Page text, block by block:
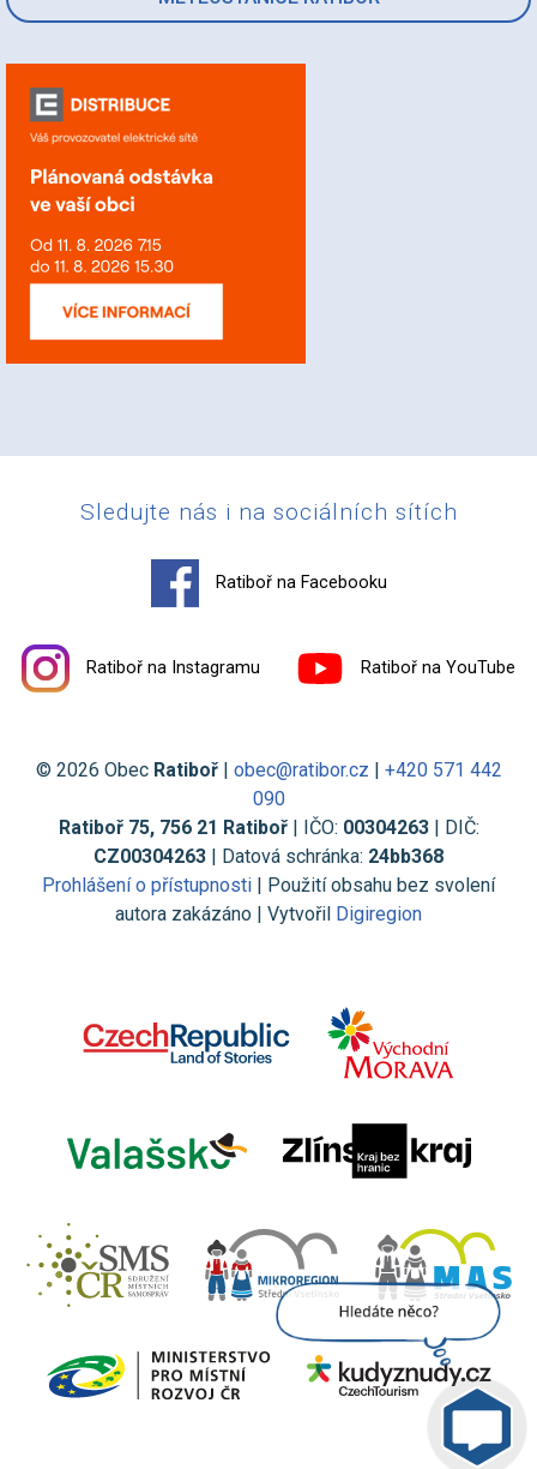
Sledujte nás i na sociálních sítích
Ratiboř na Facebooku
Ratiboř na Instagramu Ratiboř na YouTube
© 2026 Obec Ratiboř| obec@ratibor.cz | +420 571 442
090
Ratiboř 75, 756 21 Ratiboř| IČO: 00304263| DIČ:
CZ00304263 | Datová schránka: 24bb368
Prohlášení o přístupnosti | Použití obsahu bez svolení
autora zakázáno | Vytvořil Digiregion
nazpaměť.